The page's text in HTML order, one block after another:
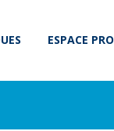
ESPACE PRO